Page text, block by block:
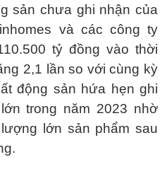
sản chưa ghi nhận của
và các công ty
tỷ đồng vào thời
2,1 lần so với cùng kỳ
động sản hứa hẹn ghi
trong năm 2023 nhờ
lớn sản phẩm sau